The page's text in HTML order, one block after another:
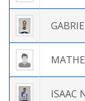
ISAAC